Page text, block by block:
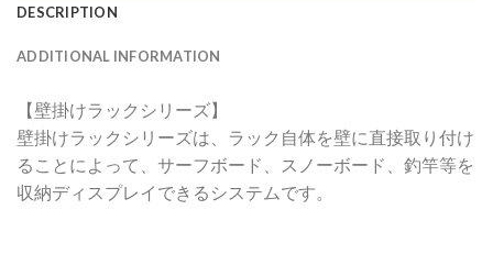
DESCRIPTION
ADDITIONAL INFORMATION
【壁掛けラックシリーズ】
壁掛けラックシリーズは、ラック自体を壁に直接取り付け
ることによって、サーフボード、スノーボード、釣竿等を
収納ディスプレイできるシステムです。